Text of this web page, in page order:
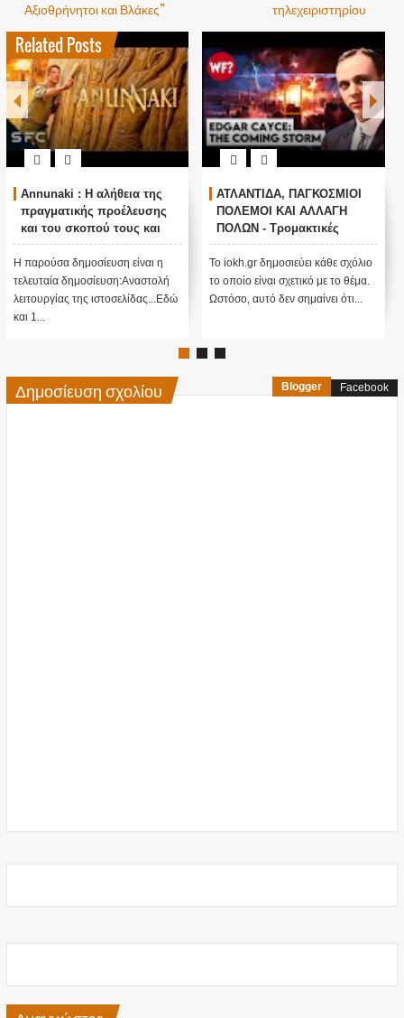
Αξιοθρήνητοι και Βλάκες”
τηλεχειριστηρίου
Related Posts
Annunaki : Η αλήθεια της
πραγματικής προέλευσης
και του σκοπού τους και
αναστολή λειτουργίας μας
....
Η παρούσα δημοσίευση είναι η
τελευταία δημοσίευση:Αναστολή
λειτουργίας της ιστοσελίδας...Εδώ
και 1...
ΑΤΛΑΝΤΙΔΑ, ΠΑΓΚΟΣΜΙΟΙ
ΠΟΛΕΜΟΙ ΚΑΙ ΑΛΛΑΓΗ
ΠΟΛΩΝ - Τρομακτικές
προβλέψεις του Edgar
Cayce (Video)
Το iokh.gr δημοσιεύει κάθε σχόλιο
το οποίο είναι σχετικό με το θέμα.
Ωστόσο, αυτό δεν σημαίνει ότι...
Δημοσίευση σχολίου Blogger Facebook